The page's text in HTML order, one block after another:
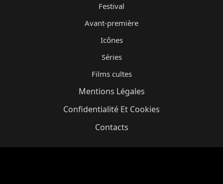
Festival
Avant-première
Icônes
Séries
Films cultes
Mentions Légales
Confidentialité Et Cookies
Contacts